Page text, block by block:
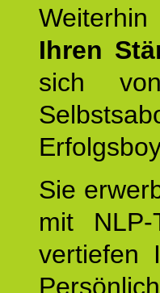
Ihren
sich
Sie
mit NLP-
vertiefen